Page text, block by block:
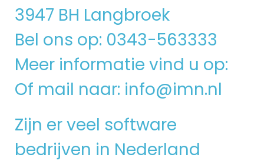
3947 BH Langbroek
Bel ons op: 0343-563333
Meer informatie vind u op:
Of mail naar: info@imn.nl
Zijn er veel software
bedrijven in Nederland